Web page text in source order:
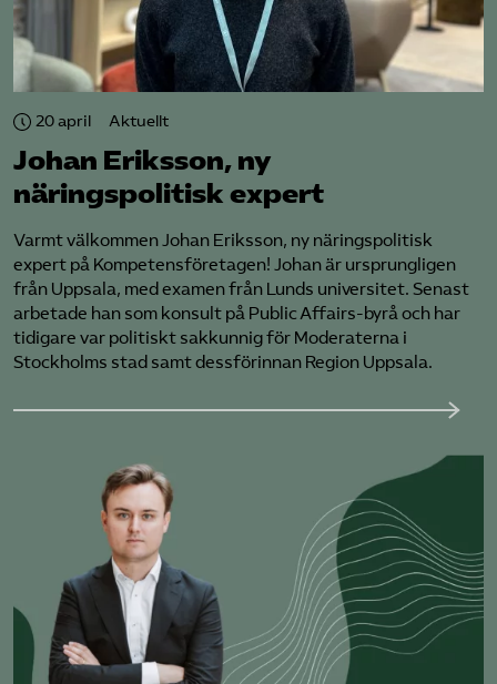
20 april Aktuellt
Johan Eriksson, ny
näringspolitisk expert
Varmt välkommen Johan Eriksson, ny näringspolitisk
expert på Kompetensföretagen! Johan är ursprungligen
från Uppsala, med examen från Lunds universitet. Senast
arbetade han som konsult på Public Affairs-byrå och har
tidigare var politiskt sakkunnig för Moderaterna i
Stockholms stad samt dessförinnan Region Uppsala.